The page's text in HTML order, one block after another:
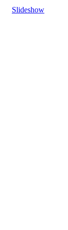
Slideshow